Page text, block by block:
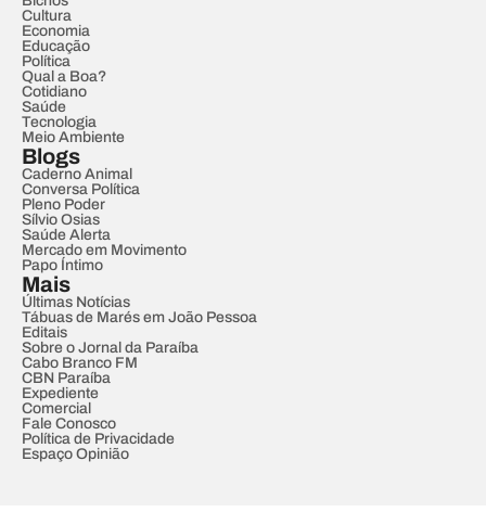
Cultura
Economia
Educação
Política
Qual a Boa?
Cotidiano
Saúde
Tecnologia
Meio Ambiente
Blogs
Caderno Animal
Conversa Política
Pleno Poder
Sílvio Osias
Saúde Alerta
Mercado em Movimento
Papo Íntimo
Mais
Últimas Notícias
Tábuas de Marés em João Pessoa
Editais
Sobre o Jornal da Paraíba
Cabo Branco FM
CBN Paraíba
Expediente
Comercial
Fale Conosco
Política de Privacidade
Espaço Opinião